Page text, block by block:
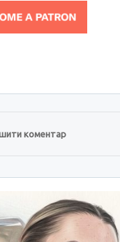
коментар